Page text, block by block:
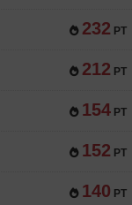
232 PT
212 PT
154 PT
152 PT
140 PT